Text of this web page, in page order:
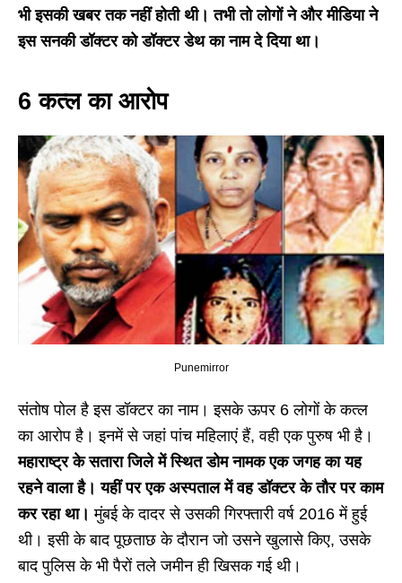
भी इसकी खबर तक नहीं होती थी। तभी तो लोगों ने और मीडिया ने
इस सनकी डॉक्टर को डॉक्टर डेथ का नाम दे दिया था।
6 कत्ल का आरोप
Punemirror
संतोष पोल है इस डॉक्टर का नाम। इसके ऊपर 6 लोगों के कत्ल
का आरोप है। इनमें से जहां पांच महिलाएं हैं, वही एक पुरुष भी है।
महाराष्ट्र के सतारा जिले में स्थित डोम नामक एक जगह का यह
रहने वाला है। यहीं पर एक अस्पताल में वह डॉक्टर के तौर पर काम
कर रहा था।मुंबई के दादर से उसकी गिरफ्तारी वर्ष 2016 में हुई
थी। इसी के बाद पूछताछ के दौरान जो उसने खुलासे किए, उसके
बाद पुलिस के भी पैरों तले जमीन ही खिसक गई थी।